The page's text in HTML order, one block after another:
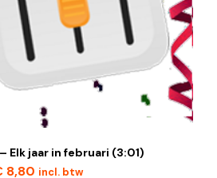
Elk jaar in februari (3:01)
8,80 incl. btw